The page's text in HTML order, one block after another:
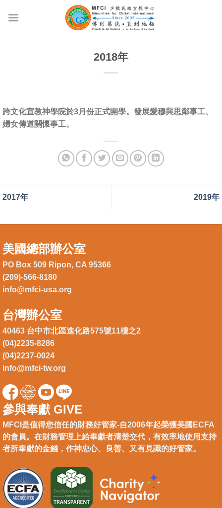
2018年
跨文化宣教神學院於3月份正式開學。發展愛穆與思鄰事工、
婦女傳道關懷事工。
2017年 2019年
美國總部辦公室
PO Box 509 Ripon, CA 95366
(209)-566-8180
info@mfci-usa.org
台灣辦公室
40463 台中市北區進化路575號11樓之2
(04)2235-8286
(04)2237-0024
info@mfci-tw.org
參與奉獻 GIVE
MFCI是值得您信任的財務好管家-自2006年起榮獲美國ECFA
的會員。在財務管理上給奉獻者清楚交代，有效率地使用支持
者所奉獻的金錢，作神忠心、良善、又有見識的好管家。